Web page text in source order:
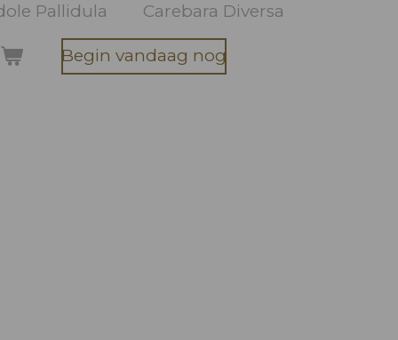
Pallidula Carebara Diversa
Begin vandaag nog